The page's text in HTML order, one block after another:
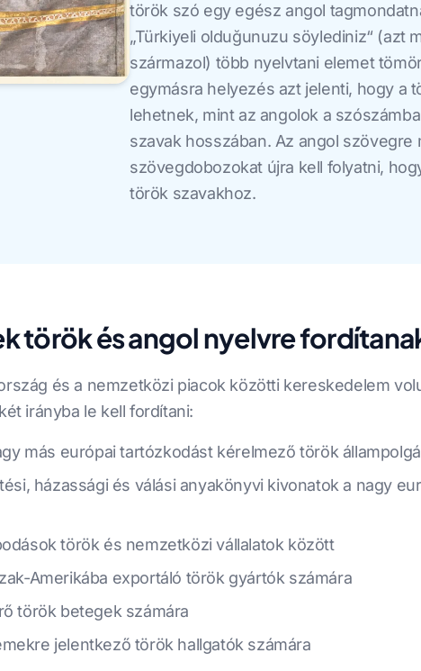
török szó egy egész angol
„Türkiyeli olduğunuzu söylediniz“ (azt
származol) több nyelvtani elemet
egymásra helyezés azt jelenti, hogy a
lehetnek, mint az angolok a
szavak hosszában. Az angol
szövegdobozokat újra kell folyatni,
török szavakhoz.
török és angol nyelvre
és a nemzetközi piacok közötti kereskedelem
irányba le kell fordítani:
más európai tartózkodást kérelmező török
házassági és válási anyakönyvi kivonatok a nagy
török és nemzetközi vállalatok között
Amerikába exportáló török gyártók számára
török betegek számára
jelentkező török hallgatók számára